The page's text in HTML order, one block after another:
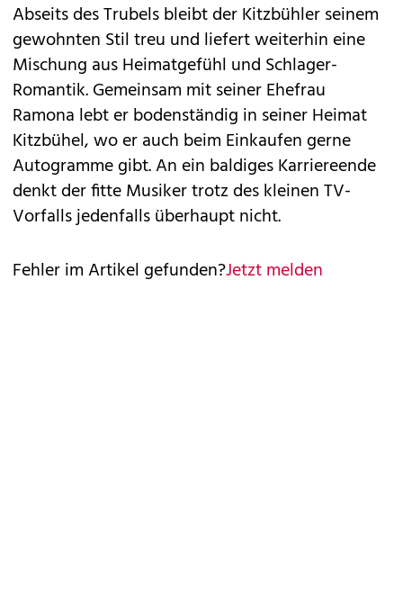
Abseits des Trubels bleibt der Kitzbühler seinem
gewohnten Stil treu und liefert weiterhin eine
Mischung aus Heimatgefühl und Schlager-
Romantik. Gemeinsam mit seiner Ehefrau
Ramona lebt er bodenständig in seiner Heimat
Kitzbühel, wo er auch beim Einkaufen gerne
Autogramme gibt. An ein baldiges Karriereende
denkt der fitte Musiker trotz des kleinen TV-
Vorfalls jedenfalls überhaupt nicht.
Fehler im Artikel gefunden?Jetzt melden